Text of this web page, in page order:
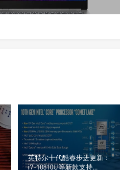
英特尔十代酷睿步进更新：
i7-10810U等新款支持